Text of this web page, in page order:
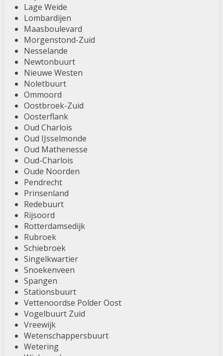
Lage Weide
Lombardijen
Maasboulevard
Morgenstond-Zuid
Nesselande
Newtonbuurt
Nieuwe Westen
Noletbuurt
Ommoord
Oostbroek-Zuid
Oosterflank
Oud Charlois
Oud IJsselmonde
Oud Mathenesse
Oud-Charlois
Oude Noorden
Pendrecht
Prinsenland
Redebuurt
Rijsoord
Rotterdamsedijk
Rubroek
Schiebroek
Singelkwartier
Snoekenveen
Spangen
Stationsbuurt
Vettenoordse Polder Oost
Vogelbuurt Zuid
Vreewijk
Wetenschappersbuurt
Wetering